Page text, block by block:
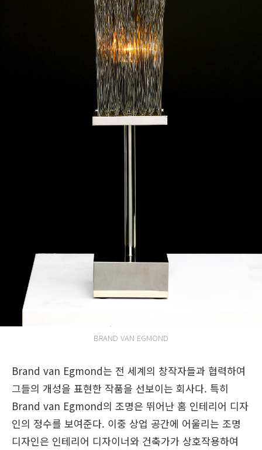
BRAND VAN EGMOND
Brand van Egmond는 전 세계의 창작자들과 협력하여
그들의 개성을 표현한 작품을 선보이는 회사다. 특히
Brand van Egmond의 조명은 뛰어난 홈 인테리어 디자
인의 정수를 보여준다. 이중 상업 공간에 어울리는 조명
디자인은 인테리어 디자이너와 건축가가 상호작용하여